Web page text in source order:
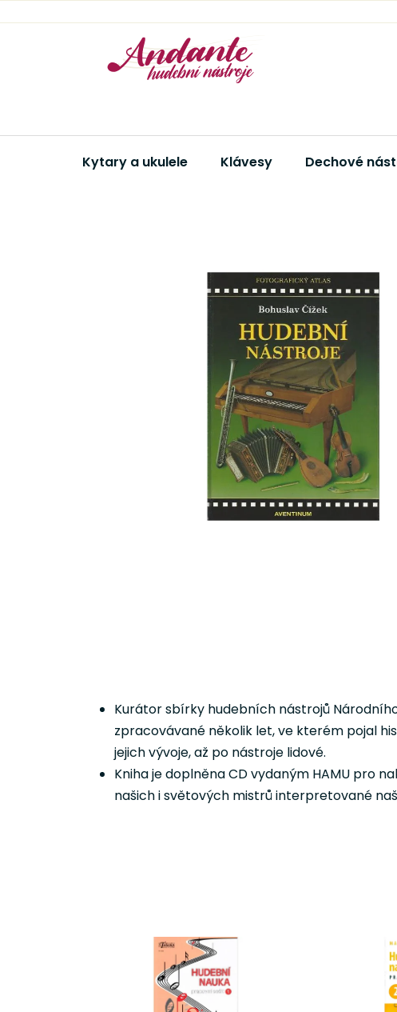
na
Kytary a ukulele Klávesy Dechové
Kurátor sbírky hudebních nástrojů
zpracovávané několik let, ve kterém pojal
jejich vývoje, až po nástroje lidové.
Kniha je doplněna CD vydaným HAMU pro
našich i světových mistrů interpretované